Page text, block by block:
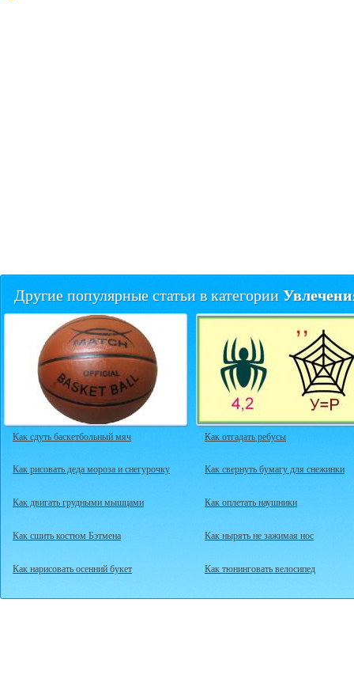
Другие популярные статьи в категории
Как сдуть баскетбольный мяч
Как рисовать деда мороза и снегурочку
Как двигать грудными мышцами
Как сшить костюм Бэтмена
Как нарисовать осенний букет
Как отгадать ребусы
Как свернуть бумагу для снежинки
Как оплетать наушники
Как нырять не зажимая нос
Как тюнинговать велосипед